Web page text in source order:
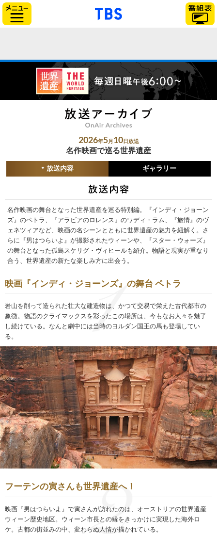
「TBSテレビ」トップ
2026年5月 10日放送
名作映画で巡る世界遺産
放送内容 ギャラリー
名作映画の舞台となった世界遺産を巡る特別編。『インディ・ジョーン
ズ』のペトラ、『アラビアのロレンス』のワディ・ラム、『旅情』のヴ
ェネツィアなど、映画の名シーンとともに世界遺産の魅力を紐解く。さ
らに『男はつらいよ』が撮影されたウィーンや、『スター・ウォーズ』
の舞台となった孤島スケリグ・ヴィヒールも紹介。物語と現実が重なり
合う、世界遺産の新たな楽しみ方に出会う。
映画『インディ・ジョーンズ』の舞台 ペトラ
岩山を削って造られた壮大な建造物は、かつて交易で栄えた古代都市の
象徴。物語のクライマックスを彩ったこの場所は、今もなお人々を魅了
し続けている。なんと劇中には当時のヨルダン国王の馬も登場してい
る。
フーテンの寅さんも世界遺産へ！
映画『男はつらいよ』で寅さんが訪れたのは、オーストリアの世界遺産
ウィーン歴史地区。ウィーン市長との縁をきっかけに実現した海外ロ
ケ。古都の街並みの中、変わらぬ人情が描かれている。